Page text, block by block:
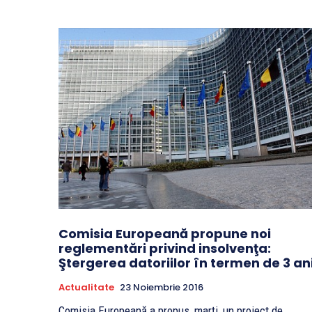
Comisia Europeană propune noi
reglementări privind insolvenţa:
Ştergerea datoriilor în termen de 3
Actualitate 23 Noiembrie 2016